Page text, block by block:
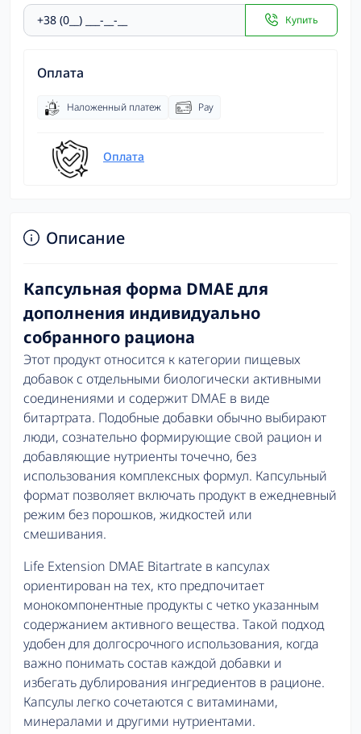
Купить
Оплата
Наложенный платеж Pay
Оплата
Описание
Капсульная форма DMAE для
дополнения индивидуально
собранного рациона
Этот продукт относится к категории пищевых
добавок с отдельными биологически активными
соединениями и содержит DMAE в виде
битартрата. Подобные добавки обычно выбирают
люди, сознательно формирующие свой рацион и
добавляющие нутриенты точечно, без
использования комплексных формул. Капсульный
формат позволяет включать продукт в ежедневный
режим без порошков, жидкостей или
смешивания.
Life Extension DMAE Bitartrate в капсулах
ориентирован на тех, кто предпочитает
монокомпонентные продукты с четко указанным
содержанием активного вещества. Такой подход
удобен для долгосрочного использования, когда
важно понимать состав каждой добавки и
избегать дублирования ингредиентов в рационе.
Капсулы легко сочетаются с витаминами,
минералами и другими нутриентами.